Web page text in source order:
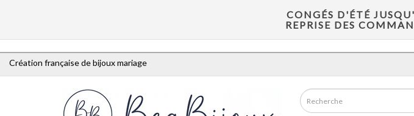
CONGÉS D'ÉTÉ
REPRISE DES
Création française de bijoux mariage